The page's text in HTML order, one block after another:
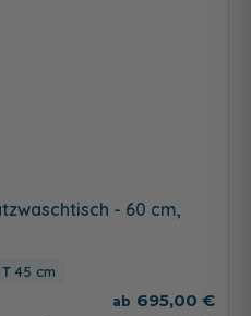
- 60 cm,
45 cm
695,00 €